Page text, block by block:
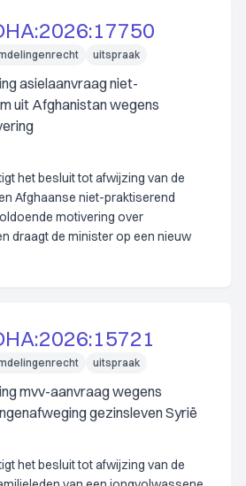
uitspraak
asielaanvraag niet-
uit Afghanistan wegens
het besluit tot afwijzing van de
Afghaanse niet-praktiserend
motivering over
draagt de minister op een nieuw
uitspraak
mvv-aanvraag wegens
gezinsleven Syrië
het besluit tot afwijzing van de